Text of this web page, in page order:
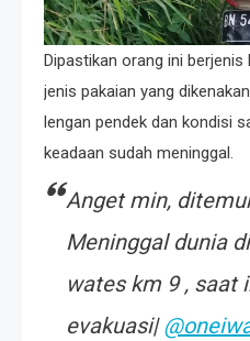
Dipastikan orang ini
jenis pakaian yang
lengan pendek dan kondisi
keadaan sudah meninggal.
Anget min,
Meninggal dunia
wates km 9 , saat
evakuasi|